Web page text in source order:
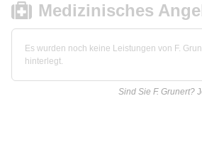
Medizinisches
Es wurden noch keine Leistungen von F.
hinterlegt.
Sind Sie F. Grunert?